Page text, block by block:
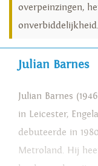
overpeinzingen,
Julian Barnes
Julian Barnes
in Leicester,
debuteerde in
Metroland. Hij